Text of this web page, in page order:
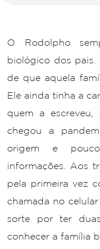
O Rodolpho
biológico dos pais.
de que aquela
Ele ainda tinha a
quem a
chegou a
origem e
informações. Aos
pela primeira vez
chamada no
sorte por ter
conhecer a família